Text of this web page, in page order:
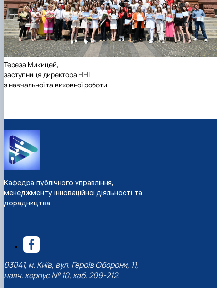
Тереза Микицей,
заступниця директора ННІ
з навчальної та виховної роботи
Кафедра публічного управління,
менеджменту інноваційної діяльності та
дорадництва
03041, м. Київ, вул. Героїв Оборони, 11,
навч. корпус № 10, каб. 209-212.